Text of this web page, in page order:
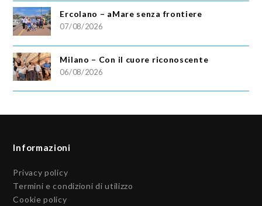
Ercolano – aMare senza frontiere
07/08/2026
Milano – Con il cuore riconoscente
06/08/2026
Informazioni
Privacy policy
Termini e condizioni di utilizzo
Cookie policy